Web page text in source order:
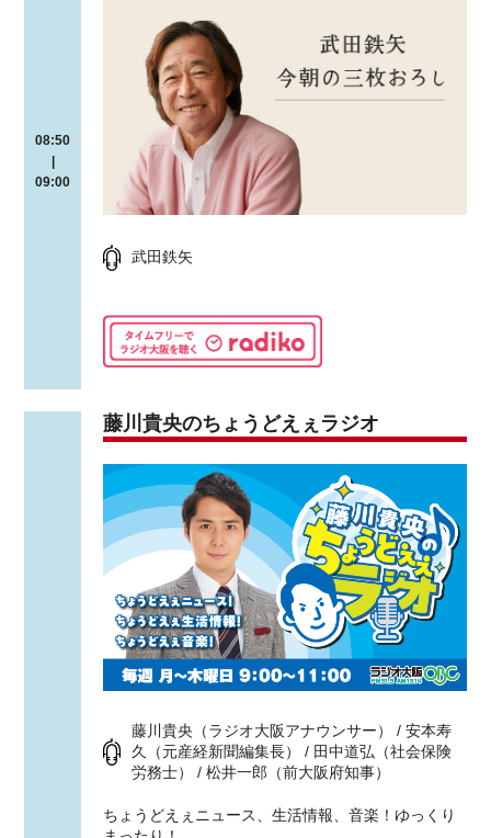
08:50
09:00
武田鉄矢
藤川貴央のちょうどえぇラジオ
藤川貴央（ラジオ大阪アナウンサー） / 安本寿
久（元産経新聞編集長） / 田中道弘（社会保険
労務士） / 松井一郎（前大阪府知事）
ちょうどえぇニュース、生活情報、音楽！ゆっくり